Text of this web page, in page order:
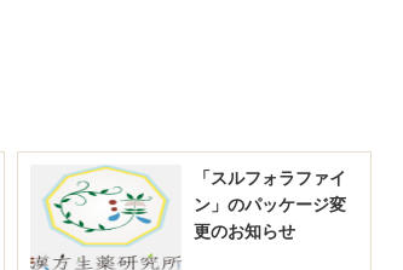
「スルフォラファイ
ン」のパッケージ変
更のお知らせ